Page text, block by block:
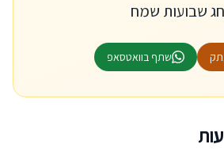
חג שבועות שמח
שתף בוואטסאפ